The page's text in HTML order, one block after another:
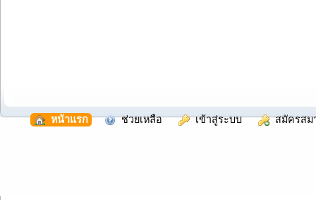
หน้าแรก ช่วยเหลือ เข้าสู่ระบบ สมัครสม